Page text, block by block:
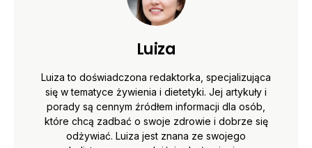
Luiza
Luiza to doświadczona redaktorka, specjalizująca
się w tematyce żywienia i dietetyki. Jej artykuły i
porady są cennym źródłem informacji dla osób,
które chcą zadbać o swoje zdrowie i dobrze się
odżywiać. Luiza jest znana ze swojego